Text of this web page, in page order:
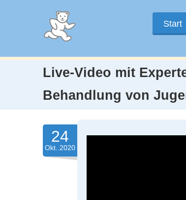
Start
Live-Video mit
Behandlung von
24
Okt..2020